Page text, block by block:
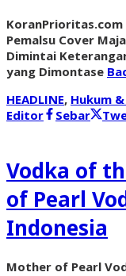
Pemalsu Cover
Dimintai
yang Dimontase
HEADLINE, Hukum
Editor
Sebar
Vodka of
of Pearl
Indonesia
Mother of Pearl